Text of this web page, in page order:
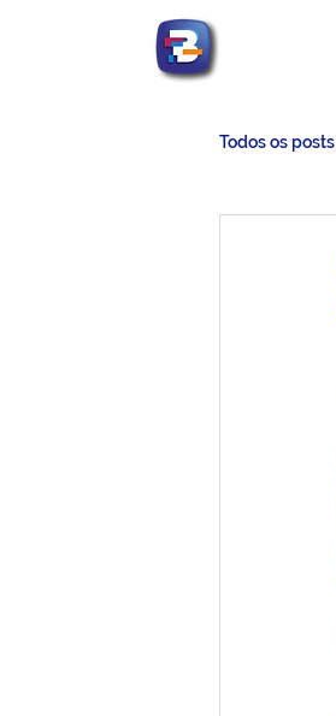
Todos os posts